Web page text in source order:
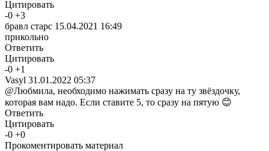
Цитировать
-0 +3
бравл старс 15.04.2021 16:49
прикольно
Ответить
Цитировать
-0 +1
Vasyl 31.01.2022 05:37
@Любмила, необходимо нажимать сразу на ту звёздочку,
которая вам надо. Если ставите 5, то сразу на пятую 😊
Ответить
Цитировать
-0 +0
Прокоментировать материал